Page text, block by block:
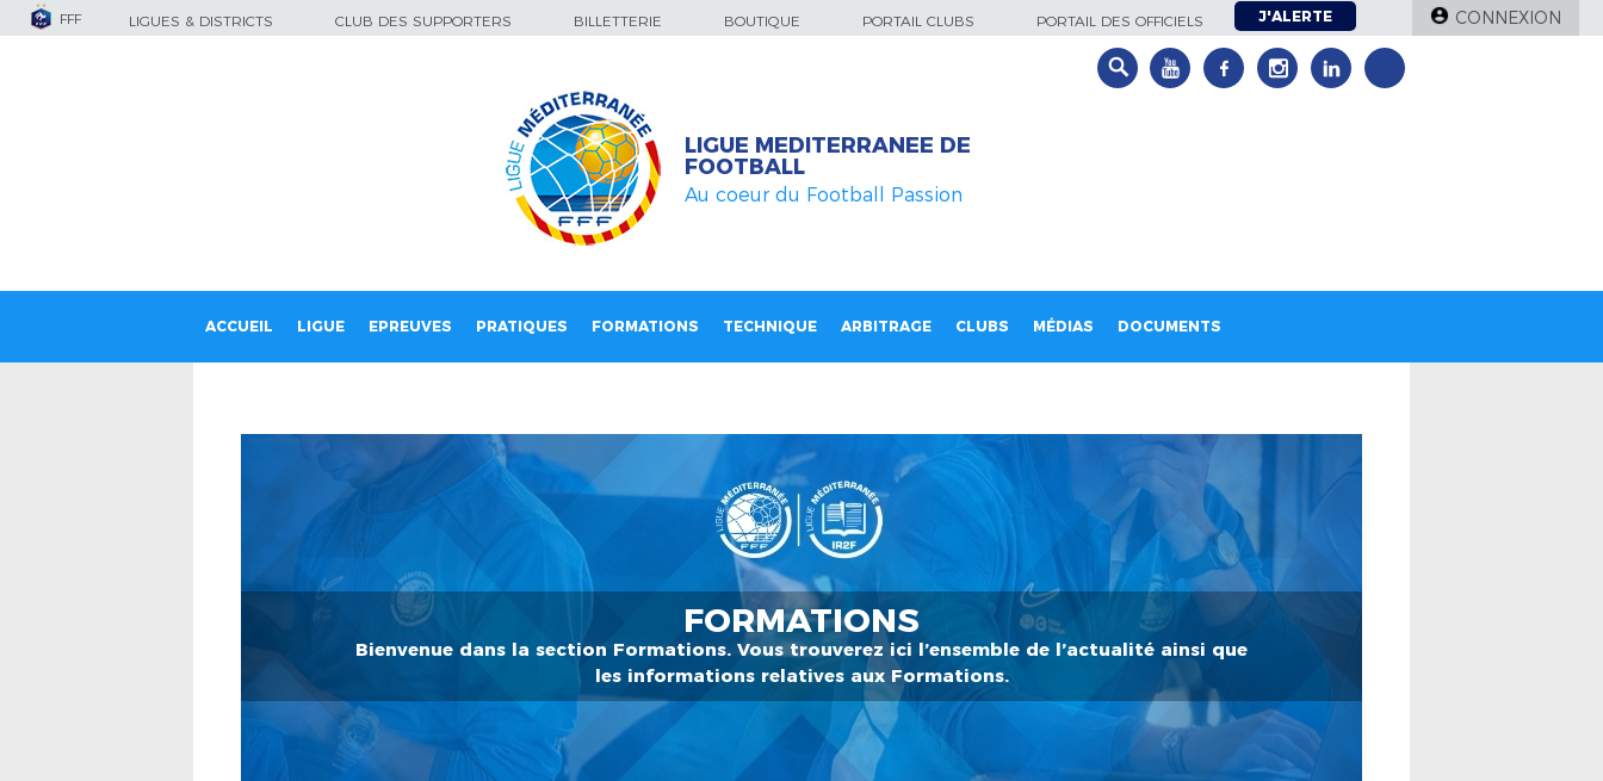
FFF LIGUES & DISTRICTS CLUB DES SUPPORTERS BILLETTERIE BOUTIQUE PORTAIL CLUBS PORTAIL DES OFFICIELS J'ALERTE CONNEXION
LIGUE MEDITERRANEE DE
FOOTBALL
Au coeur du Football Passion
ACCUEIL LIGUE EPREUVES PRATIQUES FORMATIONS TECHNIQUE ARBITRAGE CLUBS MÉDIAS DOCUMENTS
FORMATIONS
Bienvenue dans la section Formations. Vous trouverez ici l’ensemble de l’actualité ainsi que
les informations relatives aux Formations.